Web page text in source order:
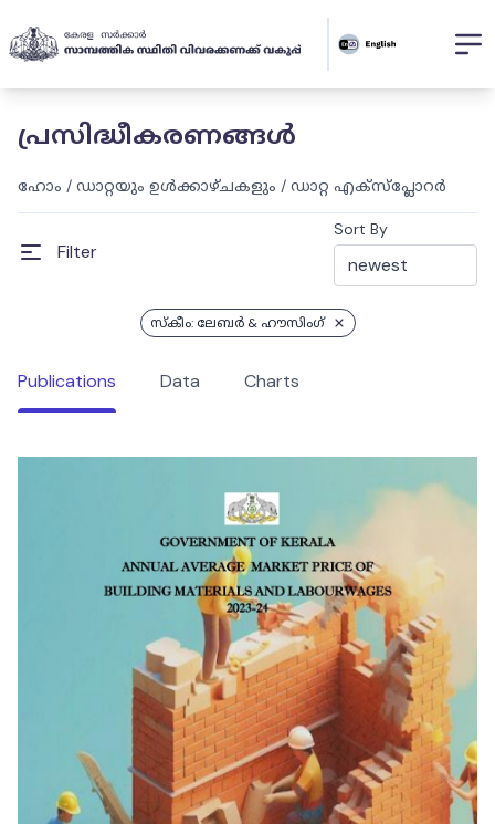
പ്രസിദ്ധീകരണങ്ങൾ
ഹോം / ഡാറ്റയും ഉൾക്കാഴ്ചകളും / ഡാറ്റ എക്സ്പ്ലോറർ
Filter
Sort By
സ്കീം: ലേബര്‍ & ഹൗസിംഗ്
Publications Data Charts